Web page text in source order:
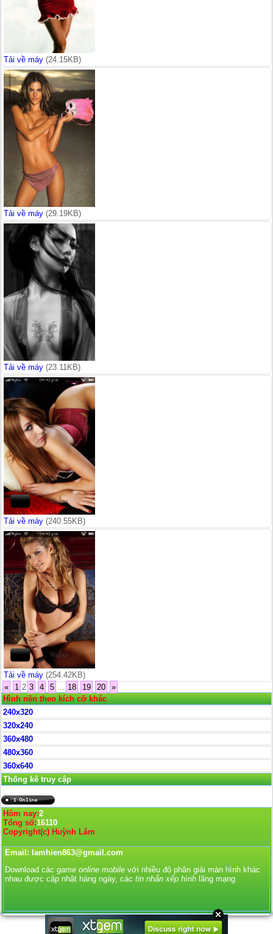
Tải về máy (24.15KB)
Tải về máy (29.19KB)
Tải về máy (23.11KB)
Tải về máy (240.55KB)
Tải về máy (254.42KB)
«
1 2 3 4 5 ... 18 19 20
»
Hình nền theo kích cỡ khác
240x320
320x240
360x480
480x360
360x640
Thống kê truy cập
Hôm nay:2
Tổng số:16110
Copyright(c) Huỳnh Lâm
Email: lamhien863@gmail.com
Download các game online mobile với nhiều độ phân giải màn hình khác
nhau được cập nhật hàng ngày, các tin nhắn xếp hình lãng mạng